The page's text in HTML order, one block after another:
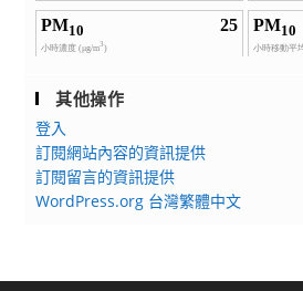
其他操作
登入
訂閱網站內容的資訊提供
訂閱留言的資訊提供
WordPress.org 台灣繁體中文